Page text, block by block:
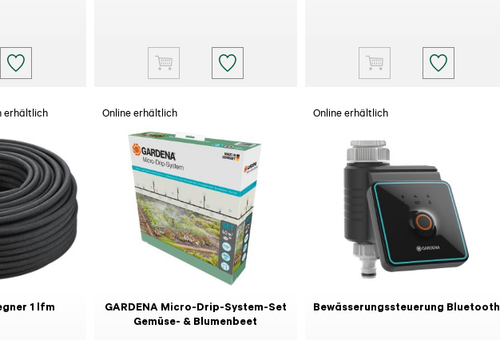
erhältlich
1 lfm
Online erhältlich
GARDENA Micro-Drip-System-Set
Gemüse- & Blumenbeet
Online erhältlich
Bewässerungssteuerung Bluetooth